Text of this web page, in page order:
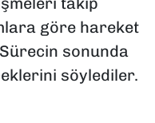
göre hareket
sonunda
söylediler.